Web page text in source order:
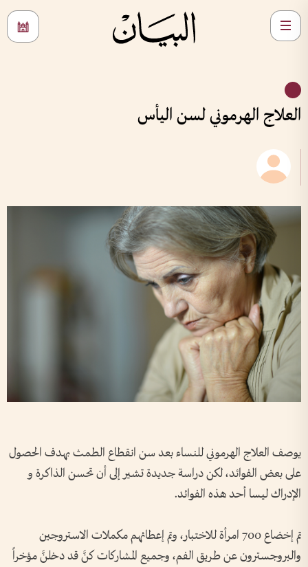
العلاج الهرموني لسن اليأس
يوصف العلاج الهرموني للنساء بعد سن انقطاع الطمث بهدف الحصول
على بعض الفوائد، لكن دراسة جديدة تشير إلى أن تحسن الذاكرة و
الإدراك ليسا أحد هذه الفوائد.
تم إخضاع 700 امرأة للاختبار، وتم إعطائهم مكملات الاستروجين
والبروجسترون عن طريق الفم، وجميع المشاركات كنَّ قد دخلنَّ مؤخراً